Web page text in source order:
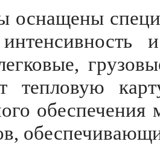
оснащены
тепловую